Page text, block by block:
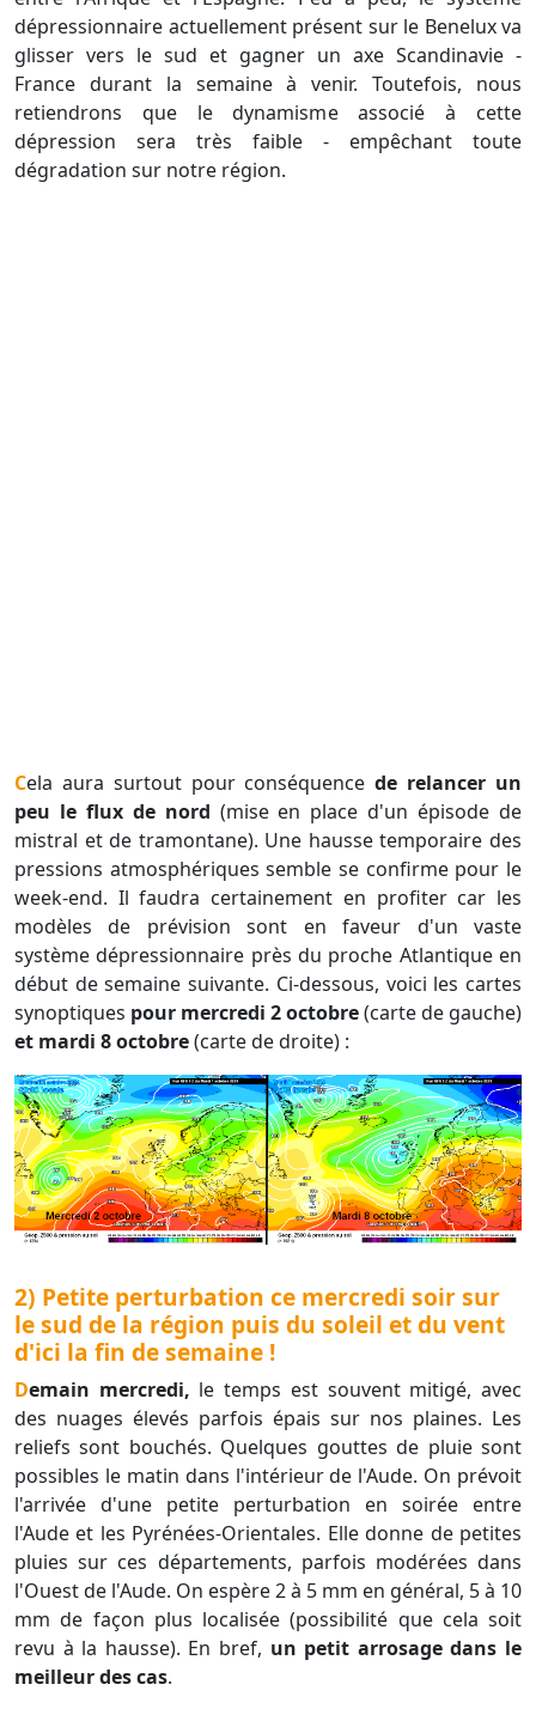
dépressionnaire actuellement présent sur le Benelux va
glisser vers le sud et gagner un axe Scandinavie -
France durant la semaine à venir. Toutefois, nous
retiendrons que le dynamisme associé à cette
dépression sera très faible - empêchant toute
dégradation sur notre région.
Cela aura surtout pour conséquencede relancer un
peu le flux de nord (mise en place d'un épisode de
mistral et de tramontane). Une hausse temporaire des
pressions atmosphériques semble se confirme pour le
week-end. Il faudra certainement en profiter car les
modèles de prévision sont en faveur d'un vaste
système dépressionnaire près du proche Atlantique en
début de semaine suivante. Ci-dessous, voici les cartes
synoptiques pour mercredi 2 octobre(carte de gauche)
et mardi 8 octobre(carte de droite) :
2) Petite perturbation ce mercredi soir sur
le sud de la région puis du soleil et du vent
d'ici la fin de semaine !
Demain mercredi, le temps est souvent mitigé, avec
des nuages élevés parfois épais sur nos plaines. Les
reliefs sont bouchés. Quelques gouttes de pluie sont
possibles le matin dans l'intérieur de l'Aude. On prévoit
l'arrivée d'une petite perturbation en soirée entre
l'Aude et les Pyrénées-Orientales. Elle donne de petites
pluies sur ces départements, parfois modérées dans
l'Ouest de l'Aude. On espère 2 à 5 mm en général, 5 à 10
mm de façon plus localisée (possibilité que cela soit
revu à la hausse). En bref, un petit arrosage dans le
meilleur des cas.